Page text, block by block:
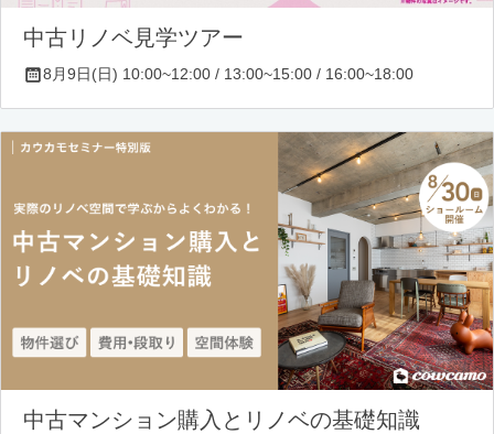
中古リノベ見学ツアー
8月9日(日) 10:00~12:00 / 13:00~15:00 / 16:00~18:00
中古マンション購入とリノベの基礎知識